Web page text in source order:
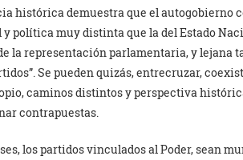
histórica demuestra que el autogobierno
política muy distinta que la del Estado
la representación parlamentaria, y lejana
Se pueden quizás, entrecruzar,
caminos distintos y perspectiva
contrapuestas.
los partidos vinculados al Poder, sean